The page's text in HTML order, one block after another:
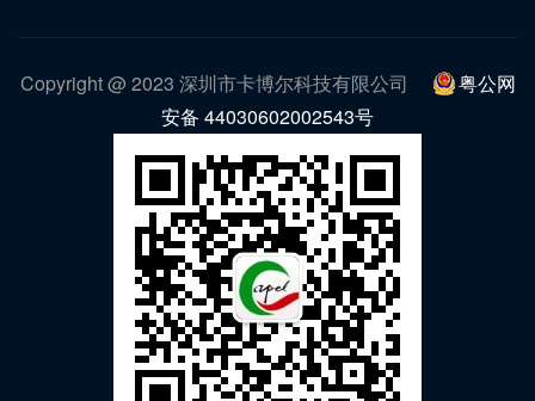
Copyright @ 2023 深圳市卡博尔科技有限公司
粤公网
安备 44030602002543号